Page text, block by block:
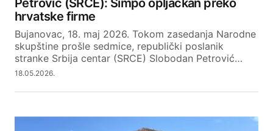
Petrović (SRCE): Simpo opljačkan preko
hrvatske firme
Bujanovac, 18. maj 2026. Tokom zasedanja Narodne
skupštine prošle sedmice, republički poslanik
stranke Srbija centar (SRCE) Slobodan Petrović…
18.05.2026.